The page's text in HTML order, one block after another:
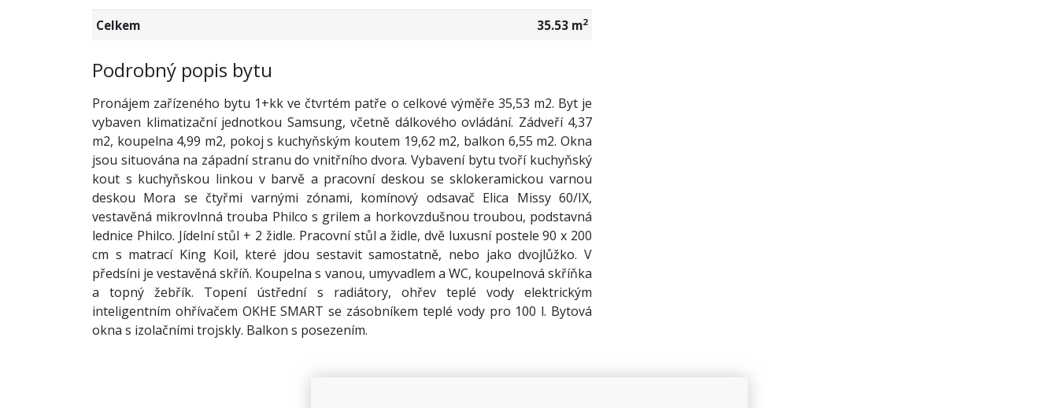
Celkem 35.53 m2
Podrobný popis bytu
Pronájem zařízeného bytu 1+kk ve čtvrtém patře o celkové výměře 35,53 m2. Byt je
vybaven klimatizační jednotkou Samsung, včetně dálkového ovládání. Zádveří 4,37
m2, koupelna 4,99 m2, pokoj s kuchyňským koutem 19,62 m2, balkon 6,55 m2. Okna
jsou situována na západní stranu do vnitřního dvora. Vybavení bytu tvoří kuchyňský
kout s kuchyňskou linkou v barvě a pracovní deskou se sklokeramickou varnou
deskou Mora se čtyřmi varnými zónami, komínový odsavač Elica Missy 60/IX,
vestavěná mikrovlnná trouba Philco s grilem a horkovzdušnou troubou, podstavná
lednice Philco. Jídelní stůl + 2 židle. Pracovní stůl a židle, dvě luxusní postele 90 x 200
cm s matrací King Koil, které jdou sestavit samostatně, nebo jako dvojlůžko. V
předsíni je vestavěná skříň. Koupelna s vanou, umyvadlem a WC, koupelnová skříňka
a topný žebřík. Topení ústřední s radiátory, ohřev teplé vody elektrickým
inteligentním ohřívačem OKHE SMART se zásobníkem teplé vody pro 100 l. Bytová
okna s izolačními trojskly. Balkon s posezením.